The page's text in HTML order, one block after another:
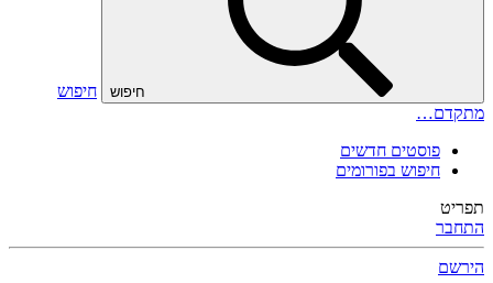
חיפוש
חיפוש
מתקדם…
פוסטים חדשים
חיפוש בפורומים
תפריט
התחבר
הירשם